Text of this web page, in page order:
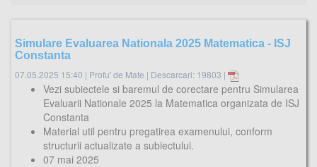
Simulare Evaluarea Nationala 2025 Matematica - ISJ
Constanta
07.05.2025 15:40 | Profu' de Mate | Descarcari: 19803 |
Vezi subiectele si baremul de corectare pentru Simularea
Evaluarii Nationale 2025 la Matematica organizata de ISJ
Constanta
Material util pentru pregatirea examenului, conform
structurii actualizate a subiectului.
07 mai 2025